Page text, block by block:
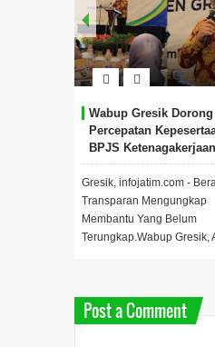
Wabup Gresik Dorong
Percepatan
BPJS Ketenagakerjaan
untuk Relawan
MBG
Gresik, infojatim.com -
Transparan Mengungkap
Membantu Yang Belum
Terungkap.Wabup Gresik,
Post a Comment